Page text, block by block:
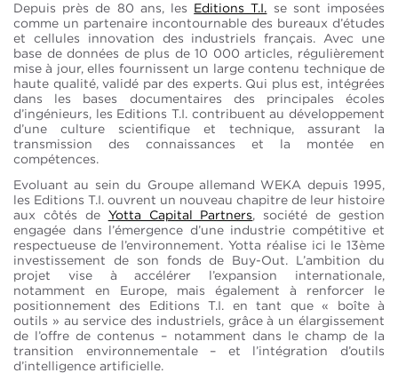
Depuis près de 80 ans, les Editions T.I. se sont imposées
comme un partenaire incontournable des bureaux d’études
et cellules innovation des industriels français. Avec une
base de données de plus de 10 000 articles, régulièrement
mise à jour, elles fournissent un large contenu technique de
haute qualité, validé par des experts. Qui plus est, intégrées
dans les bases documentaires des principales écoles
d’ingénieurs, les Editions T.I. contribuent au développement
d’une culture scientifique et technique, assurant la
transmission des connaissances et la montée en
compétences.
Evoluant au sein du Groupe allemand WEKA depuis 1995,
les Editions T.I. ouvrent un nouveau chapitre de leur histoire
aux côtés de Yotta Capital Partners, société de gestion
engagée dans l’émergence d’une industrie compétitive et
respectueuse de l’environnement. Yotta réalise ici le 13ème
investissement de son fonds de Buy-Out. L’ambition du
projet vise à accélérer l’expansion internationale,
notamment en Europe, mais également à renforcer le
positionnement des Editions T.I. en tant que « boîte à
outils » au service des industriels, grâce à un élargissement
de l’offre de contenus – notamment dans le champ de la
transition environnementale – et l’intégration d’outils
d’intelligence artificielle.